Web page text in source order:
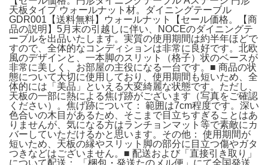
天板タイプ ウォールナット材。ダイニングテーブル
GDR001【送料無料】ウォールナット【セール価格。【商
品の説明】5月末の引越しに伴い、NOCEのダイニングテ
ーブルを出品いたします。実質の使用期間は約半年ほどで
すので、全体的なコンディションは非常に良好です。北欧
風のデザインと、一本脚のスリット（格子）状のベースが
非常に美しく、お部屋の主役になる一台です。■ 商品の状
態について大切に使用しており、使用期間も短いため、全
体的には「美品」といえる大変綺麗な状態です。ただし、
天板の一部に熱による焦げ跡がございます（写真をご確認
ください）。焦げ跡について： 範囲は7cm程度です。深い
色合いの木目があるため、そこまで目立ちすぎることはあ
りませんが、気になる方はランチョンマット等で素敵にカ
バーしていただけるかと思います。その他： 使用期間が
短いため、天板の縁やスリット脚の部分に目立つ傷やガタ
つきなどはございません。■ 配送および「直接引き取り」
について配送： 「梱包・発送たのメル便」にて全国発送